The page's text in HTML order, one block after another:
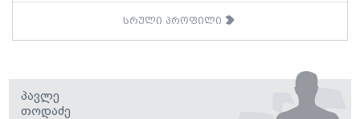
სრული პროფილი
Პავლე
Თოდაძე